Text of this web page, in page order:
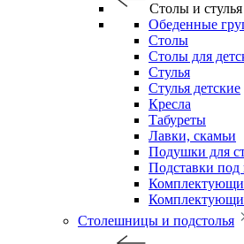
Столы и стулья
Обеденные
Столы
Столы для
Стулья
Стулья детские
Кресла
Табуреты
Лавки, скамьи
Подушки для
Подставки под
Столешницы и подстолья